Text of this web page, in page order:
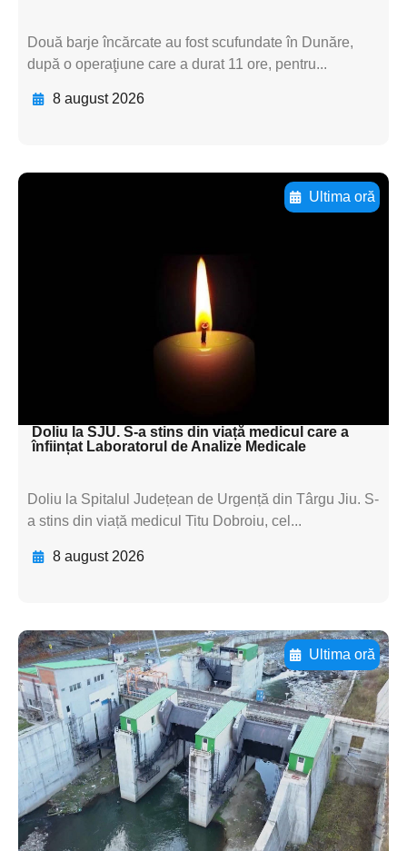
Două barje încărcate au fost scufundate în Dunăre,
după o operaţiune care a durat 11 ore, pentru...
8 august 2026
Ultima oră
subtitluAdaugă aici
textul pentru
subtitluAdaugă aici
textul pentru
subtitluAdaugă aici
Doliu la SJU. S-a stins din viață medicul care a
înființat Laboratorul de Analize Medicale
Doliu la Spitalul Județean de Urgență din Târgu Jiu. S-
a stins din viață medicul Titu Dobroiu, cel...
8 august 2026
Ultima oră
Adaugă aici textul pentru
subtitluAdaugă aici
textul pentru
subtitluAdaugă aici
textul pentru
subtitluAdaugă aici